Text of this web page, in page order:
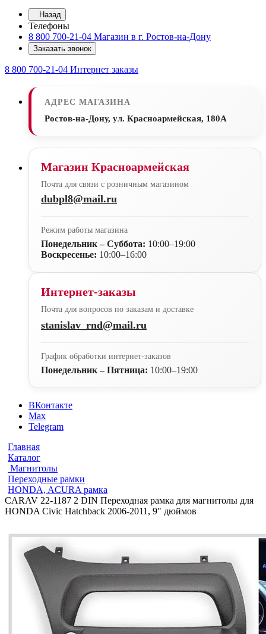
Назад
Телефоны
8 800 700-21-04 Магазин в г. Ростов-на-Дону
Заказать звонок
8 800 700-21-04 Интернет заказы
АДРЕС МАГАЗИНА
Ростов-на-Дону, ул. Красноармейская, 180А
Магазин Красноармейская
Почта для связи с розничным магазином
dubpl8@mail.ru
Режим работы магазина
Понедельник – Суббота: 10:00–19:00
Воскресенье: 10:00–16:00
Интернет-заказы
Почта для вопросов по заказам и доставке
stanislav_rnd@mail.ru
График обработки интернет-заказов
Понедельник – Пятница: 10:00–19:00
ВКонтакте
Max
Telegram
Главная
Каталог
Магнитолы
Переходные рамки
HONDA, ACURA рамка
CARAV 22-1187 2 DIN Переходная рамка для магнитолы для
HONDA Civic Hatchback 2006-2011, 9" дюймов